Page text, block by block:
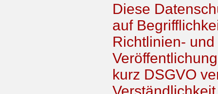
Diese
auf
Richtlinien-
kurz DSGVO